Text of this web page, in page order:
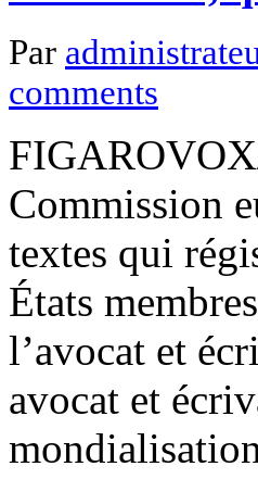
Par
comments
Commission
textes qui
États
l’avocat et
avocat et